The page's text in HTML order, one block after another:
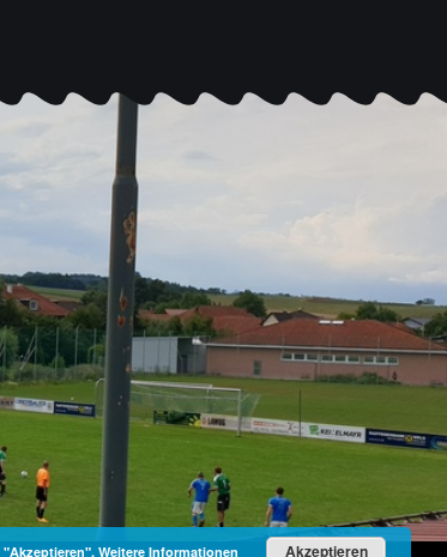
"Akzeptieren". Weitere Informationen Akzeptieren